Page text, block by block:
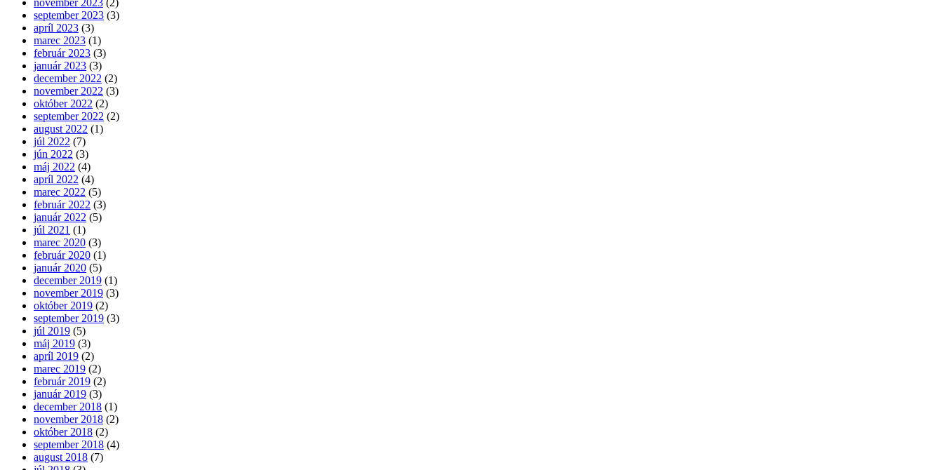
september 2023 (3)
apríl 2023 (3)
marec 2023 (1)
február 2023 (3)
január 2023 (3)
december 2022 (2)
november 2022 (3)
október 2022 (2)
september 2022 (2)
august 2022 (1)
júl 2022 (7)
jún 2022 (3)
máj 2022 (4)
apríl 2022 (4)
marec 2022 (5)
február 2022 (3)
január 2022 (5)
júl 2021 (1)
marec 2020 (3)
február 2020 (1)
január 2020 (5)
december 2019 (1)
november 2019 (3)
október 2019 (2)
september 2019 (3)
júl 2019 (5)
máj 2019 (3)
apríl 2019 (2)
marec 2019 (2)
február 2019 (2)
január 2019 (3)
december 2018 (1)
november 2018 (2)
október 2018 (2)
september 2018 (4)
august 2018 (7)